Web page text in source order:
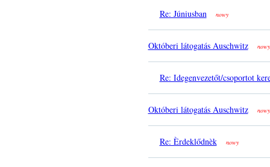
Re: Júniusban nowy
Októberi látogatás Auschwitz nowy
Re: Idegenvezetőt/csoportot
Októberi látogatás Auschwitz nowy
Re: Èrdeklődnèk nowy